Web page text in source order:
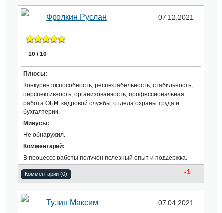
Фролкин Руслан 07.12.2021
10 / 10
Плюсы:
Конкурентоспособность, респектабельность, стабильность,
перспективность, организованность, профессиональная
работа ОБМ, кадровой службы, отдела охраны труда и
бухгалтерии.
Минусы:
Не обнаружил.
Комментарий:
В процессе работы получен полезный опыт и поддержка.
Комментарии (0) -1
Тулин Максим 07.04.2021